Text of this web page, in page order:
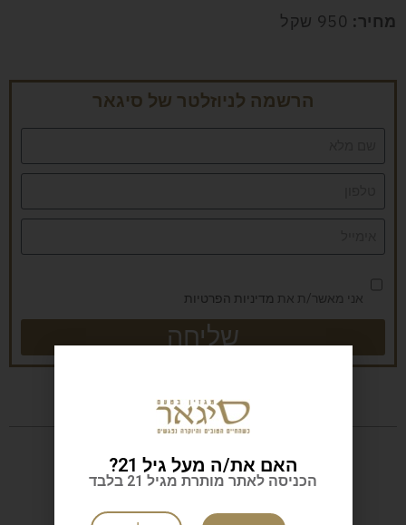
מחיר:
הרשמה לניוזלטר של סיגאר
אני מאשר/ת את מדיניות הפרטיות
שליחה
האם את/ה מעל גיל 21?
הכניסה לאתר מותרת מגיל 21 בלבד